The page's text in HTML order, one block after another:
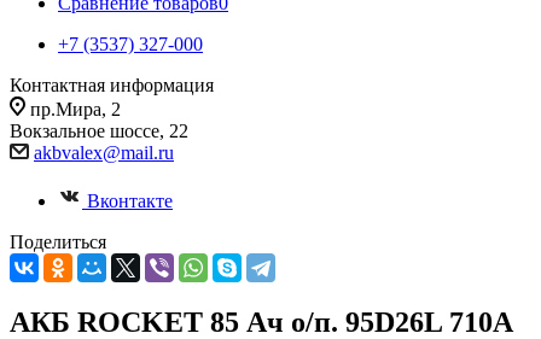
+7 (3537) 327-000
Контактная информация
пр.Мира, 2
Вокзальное шоссе, 22
akbvalex@mail.ru
Вконтакте
Поделиться
АКБ ROCKET 85 Ач о/п. 95D26L 710А